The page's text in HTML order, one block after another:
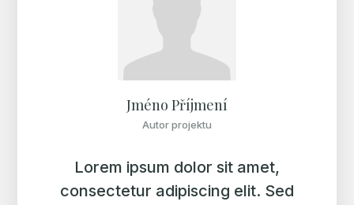
Jméno Příjmení
Autor projektu
Lorem ipsum dolor sit amet,
consectetur adipiscing elit. Sed